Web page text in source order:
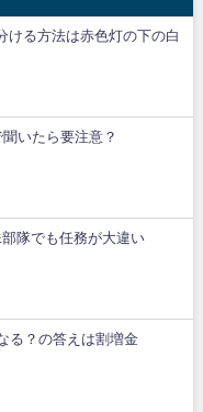
ける方法は赤色灯の下の白
いたら要注意？
隊でも任務が大違い
る？の答えは割増金